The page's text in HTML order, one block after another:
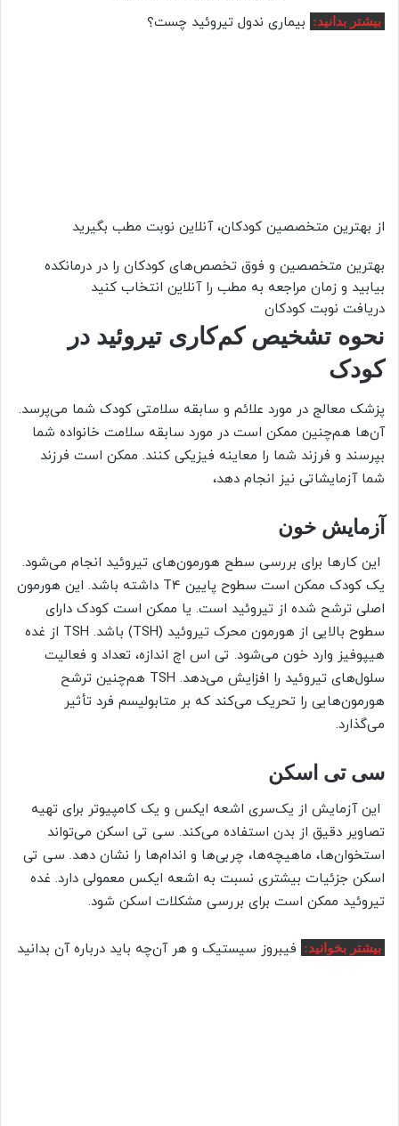
بیشتر بدانید: بیماری ندول تیروئید چست؟
از بهترین متخصصین کودکان، آنلاین نوبت مطب بگیرید
بهترین متخصصین و فوق تخصص‌های کودکان را در درمانکده
بیابید و زمان مراجعه به مطب را آنلاین انتخاب کنید
دریافت نوبت کودکان
نحوه تشخیص کم‌کاری تیروئید در
کودک
پزشک معالج در مورد علائم و سابقه سلامتی کودک شما می‌پرسد.
آن‌ها هم‌چنین ممکن است در مورد سابقه سلامت خانواده شما
بپرسند و فرزند شما را معاینه فیزیکی کنند. ممکن است فرزند
شما آزمایشاتی نیز انجام دهد،
آزمایش خون
این کارها برای بررسی سطح هورمون‌های تیروئید انجام می‌شود.
یک کودک ممکن است سطوح پایین T4 داشته باشد. این هورمون
اصلی ترشح شده از تیروئید است. یا ممکن است کودک دارای
سطوح بالایی از هورمون محرک تیروئید (TSH) باشد. TSH از غده
هیپوفیز وارد خون می‌شود. تی اس اچ اندازه، تعداد و فعالیت
سلول‌های تیروئید را افزایش می‌دهد. TSH هم‌چنین ترشح
هورمون‌هایی را تحریک می‌کند که بر متابولیسم فرد تأثیر
می‌گذارد.
سی تی اسکن
این آزمایش از یک‌سری اشعه ایکس و یک کامپیوتر برای تهیه
تصاویر دقیق از بدن استفاده می‌کند. سی تی اسکن می‌تواند
استخوان‌ها، ماهیچه‌ها، چربی‌ها و اندام‌ها را نشان دهد. سی تی
اسکن جزئیات بیشتری نسبت به اشعه ایکس معمولی دارد. غده
تیروئید ممکن است برای بررسی مشکلات اسکن شود.
بیشتر بخوانید: فیبروز سیستیک و هر آن‌چه باید درباره آن بدانید